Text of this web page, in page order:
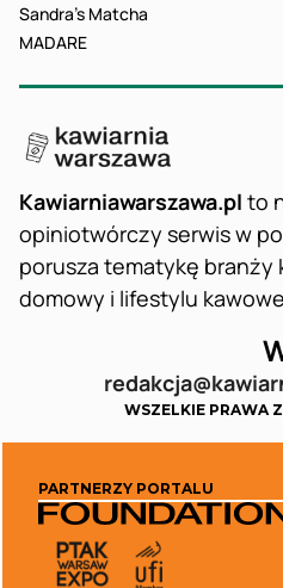
Sandra’s Matcha
MADARE
Kawiarniawarszawa.pl to
opiniotwórczy serwis w
porusza tematykę branży
domowy i lifestylu
WSZELKIE PRAWA
PARTNERZY PORTALU